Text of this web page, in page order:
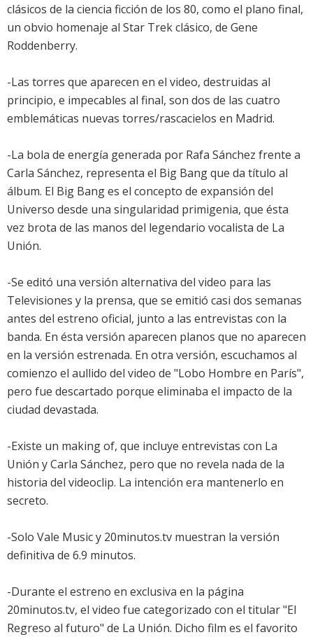
clásicos de la ciencia ficción de los 80, como el plano final,
un obvio homenaje al Star Trek clásico, de Gene
Roddenberry.
-Las torres que aparecen en el video, destruidas al
principio, e impecables al final, son dos de las cuatro
emblemáticas nuevas torres/rascacielos en Madrid.
-La bola de energía generada por Rafa Sánchez frente a
Carla Sánchez, representa el Big Bang que da título al
álbum. El Big Bang es el concepto de expansión del
Universo desde una singularidad primigenia, que ésta
vez brota de las manos del legendario vocalista de La
Unión.
-Se editó una versión alternativa del video para las
Televisiones y la prensa, que se emitió casi dos semanas
antes del estreno oficial, junto a las entrevistas con la
banda. En ésta versión aparecen planos que no aparecen
en la versión estrenada. En otra versión, escuchamos al
comienzo el aullido del video de "Lobo Hombre en París",
pero fue descartado porque eliminaba el impacto de la
ciudad devastada.
-Existe un making of, que incluye entrevistas con La
Unión y Carla Sánchez, pero que no revela nada de la
historia del videoclip. La intención era mantenerlo en
secreto.
-Solo Vale Music y 20minutos.tv muestran la versión
definitiva de 6.9 minutos.
-Durante el estreno en exclusiva en la página
20minutos.tv, el video fue categorizado con el titular "El
Regreso al futuro" de La Unión. Dicho film es el favorito